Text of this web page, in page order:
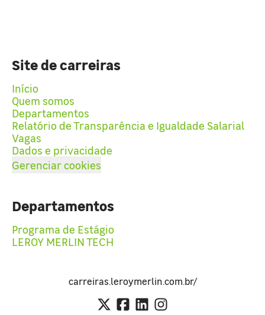
Site de carreiras
Início
Quem somos
Departamentos
Relatório de Transparência e Igualdade Salarial
Vagas
Dados e privacidade
Gerenciar cookies
Departamentos
Programa de Estágio
LEROY MERLIN TECH
carreiras.leroymerlin.com.br/